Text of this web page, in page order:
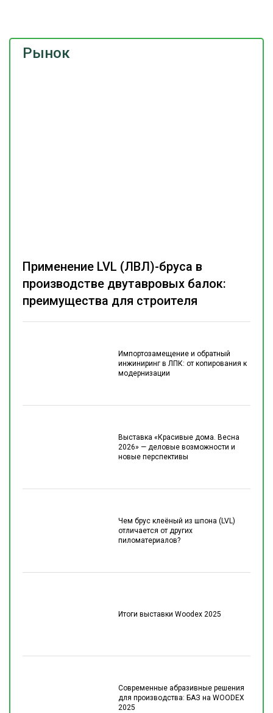
Рынок
Импортозамещение и обратный
инжиниринг в ЛПК: от копирования к
модернизации
Выставка «Красивые дома. Весна
2026» — деловые возможности и
новые перспективы
Чем брус клеёный из шпона (LVL)
отличается от других
пиломатериалов?
Итоги выставки Woodex 2025
Современные абразивные решения
для производства: БАЗ на WOODEX
2025
Применение LVL (ЛВЛ)-бруса в
производстве двутавровых балок:
преимущества для строителя